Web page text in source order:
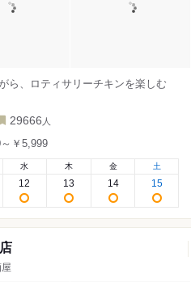
ら、ロティサリーチキンを楽しむ
29666 人
￥5,999
水
12
木
13
金
14
土
15